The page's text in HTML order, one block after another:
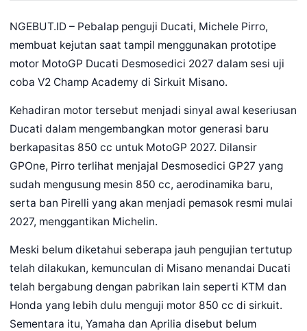
NGEBUT.ID – Pebalap penguji Ducati, Michele Pirro,
membuat kejutan saat tampil menggunakan prototipe
motor MotoGP Ducati Desmosedici 2027 dalam sesi uji
coba V2 Champ Academy di Sirkuit Misano.
Kehadiran motor tersebut menjadi sinyal awal keseriusan
Ducati dalam mengembangkan motor generasi baru
berkapasitas 850 cc untuk MotoGP 2027. Dilansir
GPOne, Pirro terlihat menjajal Desmosedici GP27 yang
sudah mengusung mesin 850 cc, aerodinamika baru,
serta ban Pirelli yang akan menjadi pemasok resmi mulai
2027, menggantikan Michelin.
Meski belum diketahui seberapa jauh pengujian tertutup
telah dilakukan, kemunculan di Misano menandai Ducati
telah bergabung dengan pabrikan lain seperti KTM dan
Honda yang lebih dulu menguji motor 850 cc di sirkuit.
Sementara itu, Yamaha dan Aprilia disebut belum